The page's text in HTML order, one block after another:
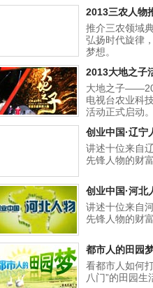
2013三农人物
推介三农领域
弘扬时代旋律
梦想。
2013大地之子
大地之子
电视台农业科
活动正式启动。
创业中国·辽宁
讲述十位来自
先锋人物的财富
创业中国·河北
讲述十位来自
先锋人物的财富
都市人的田园
看都市人如何
八门”的田园生